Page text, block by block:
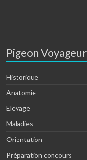
Pigeon Voyageur
Historique
Anatomie
Elevage
Maladies
Orientation
Préparation concours